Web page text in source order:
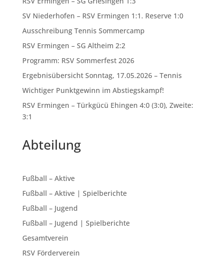
SV Niederhofen – RSV Ermingen 1:1. Reserve 1:0
Ausschreibung Tennis Sommercamp
RSV Ermingen – SG Altheim 2:2
Programm: RSV Sommerfest 2026
Ergebnisübersicht Sonntag, 17.05.2026 – Tennis
Wichtiger Punktgewinn im Abstiegskampf!
RSV Ermingen – Türkgücü Ehingen 4:0 (3:0), Zweite:
3:1
Abteilung
Fußball – Aktive
Fußball – Aktive | Spielberichte
Fußball – Jugend
Fußball – Jugend | Spielberichte
Gesamtverein
RSV Förderverein